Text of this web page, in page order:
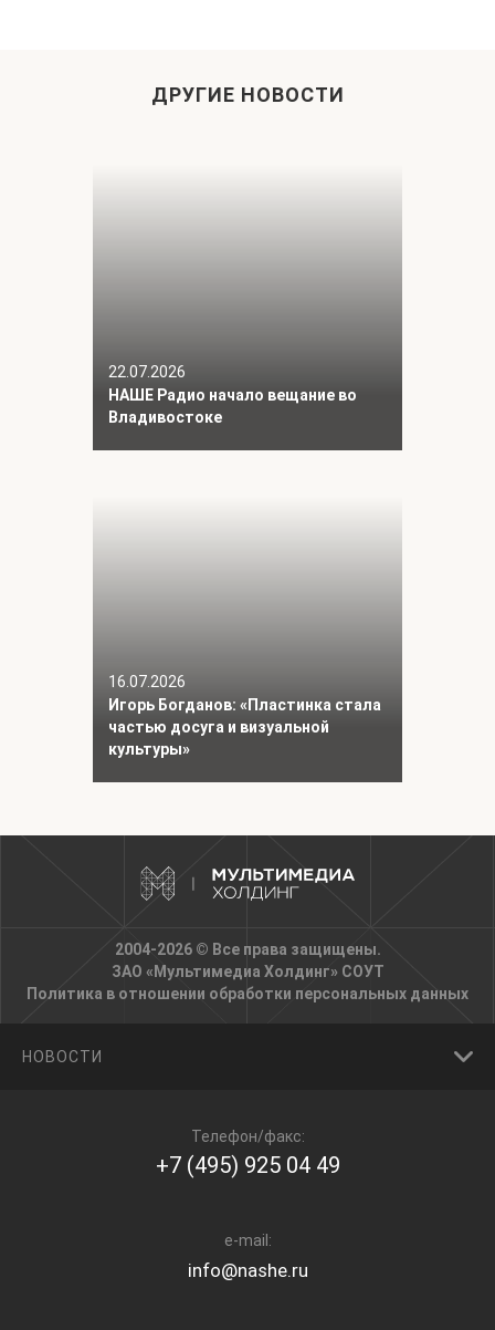
ДРУГИЕ НОВОСТИ
22.07.2026
НАШЕ Радио начало вещание во
Владивостоке
16.07.2026
Игорь Богданов: «Пластинка стала
частью досуга и визуальной
культуры»
2004-2026 © Все права защищены.
ЗАО «Мультимедиа Холдинг» СОУТ
Политика в отношении обработки персональных данных
НОВОСТИ
Телефон/факс:
+7 (495) 925 04 49
e-mail:
info@nashe.ru